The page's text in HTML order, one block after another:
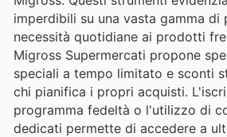
imperdibili su una vasta gamma
necessità quotidiane ai prodotti
Migross Supermercati propone
speciali a tempo limitato e sconti
chi pianifica i propri acquisti.
programma fedeltà o l'utilizzo di
dedicati permette di accedere a